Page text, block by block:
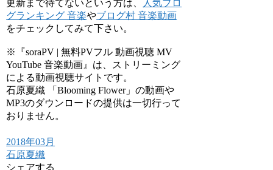
更新まで待てないという方は、
人気ブロ
グランキング 音楽やブログ村 音楽動画
をチェックしてみて下さい。
※『soraPV | 無料PVフル 動画視聴 MV
YouTube 音楽動画』は、ストリーミング
による動画視聴サイトです。
石原夏織 「Blooming Flower」の動画や
MP3のダウンロードの提供は一切行って
おりません。
2018年03月
石原夏織
シェアする